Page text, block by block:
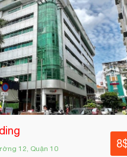
12, Quận 10